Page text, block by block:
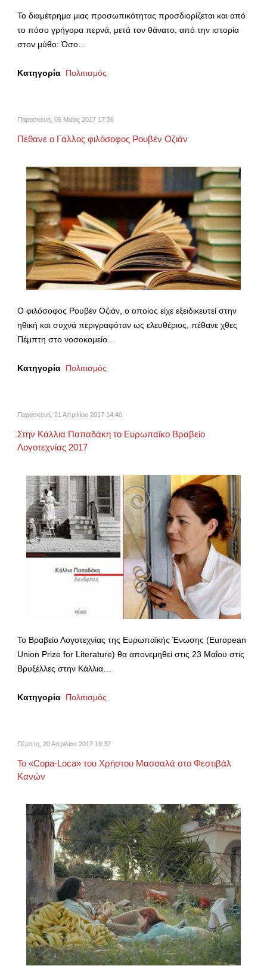
Το διαμέτρημα μιας προσωπικότητας προσδιορίζεται και από
το πόσο γρήγορα περνά, μετά τον θάνατο, από την ιστορία
στον μύθο: Όσο…
Κατηγορία Πολιτισμός
Παρασκευή, 05 Μαϊος 2017 17:36
Πέθανε ο Γάλλος φιλόσοφος Ρουβέν Οζιάν
Ο φιλόσοφος Ρουβέν Οζιάν, ο οποίος είχε εξειδικευτεί στην
ηθική και συχνά περιγραφόταν ως ελευθέριος, πέθανε χθες
Πέμπτη στο νοσοκομείο…
Κατηγορία Πολιτισμός
Παρασκευή, 21 Απριλίου 2017 14:40
Στην Κάλλια Παπαδάκη το Ευρωπαϊκο Βραβείο
Λογοτεχνίας 2017
To Βραβείο Λογοτεχνίας της Ευρωπαϊκής Ένωσης (European
Union Prize for Literature) θα απονεμηθεί στις 23 Μαΐου στις
Βρυξέλλες στην Κάλλια…
Κατηγορία Πολιτισμός
Πέμπτη, 20 Απριλίου 2017 19:37
Το «Copa-Loca» του Χρήστου Μασσαλά στο Φεστιβάλ
Κανών